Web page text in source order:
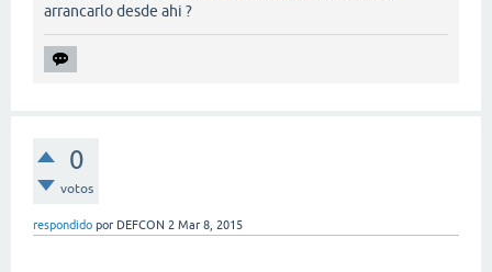
arrancarlo desde ahi ?
0
votos
respondido por DEFCON 2 Mar 8, 2015